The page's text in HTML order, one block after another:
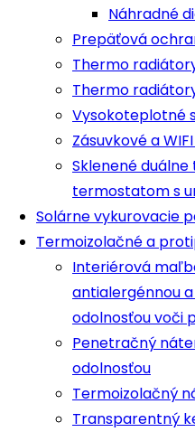
Náhradné
Prepäťová
Thermo
Thermo
Vysokoteplotné
Zásuvkové a
Sklenené
termostatom s
Solárne vykurovacie
Termoizolačné a
Interiérová
antialergénnou
odolnosťou voči
Penetračný
odolnosťou
Termoizolačný
Transparentný